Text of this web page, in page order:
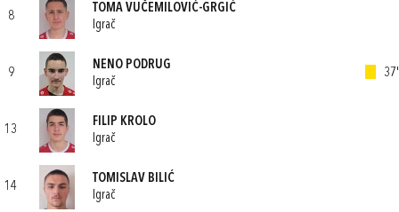
8
TOMA VUČEMILOVIĆ-GRGIĆ
Igrač
9
NENO PODRUG
Igrač
37'
13
FILIP KROLO
Igrač
14
TOMISLAV BILIĆ
Igrač